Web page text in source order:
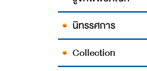
นิทรรศการ
Collection